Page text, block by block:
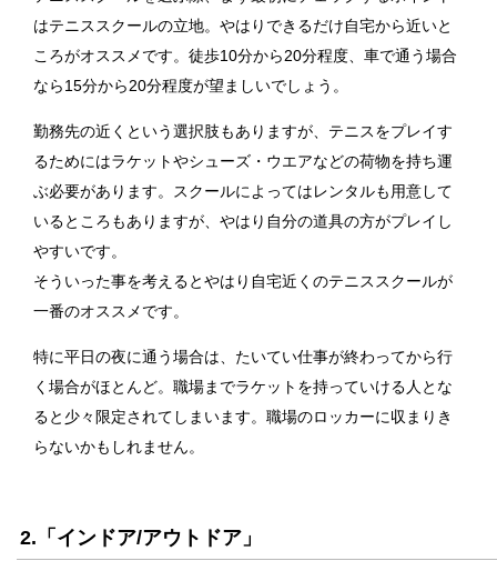
はテニススクールの立地。やはりできるだけ自宅から近いと
ころがオススメです。徒歩10分から20分程度、車で通う場合
なら15分から20分程度が望ましいでしょう。
勤務先の近くという選択肢もありますが、テニスをプレイす
るためにはラケットやシューズ・ウエアなどの荷物を持ち運
ぶ必要があります。スクールによってはレンタルも用意して
いるところもありますが、やはり自分の道具の方がプレイし
やすいです。
そういった事を考えるとやはり自宅近くのテニススクールが
一番のオススメです。
特に平日の夜に通う場合は、たいてい仕事が終わってから行
く場合がほとんど。職場までラケットを持っていける人とな
ると少々限定されてしまいます。職場のロッカーに収まりき
らないかもしれません。
2.「インドア/アウトドア」